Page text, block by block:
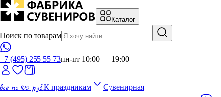
Каталог
Поиск по товарам
+7 (495) 255 55 73пн-пт 10:00 — 19:00
всё по 100 руб.К праздникам
Сувенирная